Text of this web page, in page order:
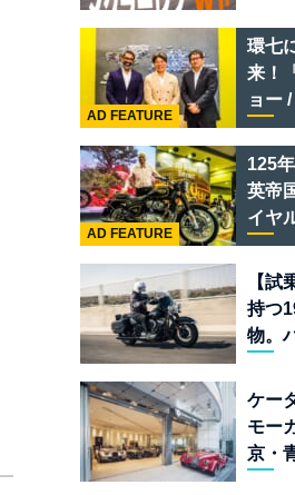
ー戦
849
テメ
レー
ーツ
環七
来！
ョー
フィ
ト足
のセ
プで
AD FEATURE
125
英帝
イヤ
ルド
く、
「
と“
する
AD FEATURE
【試
持つ
物。
ォー
117
ケー
モー
京・